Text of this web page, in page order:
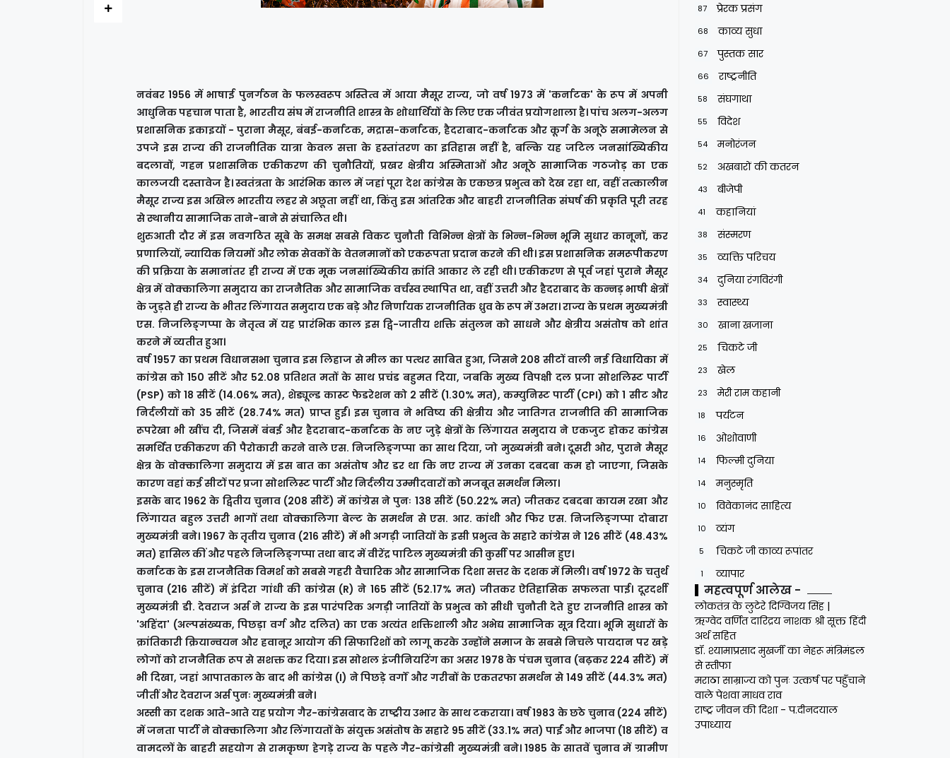
नवंबर 1956 में भाषाई पुनर्गठन के फलस्वरूप अस्तित्व में आया मैसूर राज्य, जो वर्ष 1973 में 'कर्नाटक' के रूप में अपनी
आधुनिक पहचान पाता है, भारतीय संघ में राजनीति शास्त्र के शोधार्थियों के लिए एक जीवंत प्रयोगशाला है। पांच अलग-अलग
प्रशासनिक इकाइयों - पुराना मैसूर, बंबई-कर्नाटक, मद्रास-कर्नाटक, हैदराबाद-कर्नाटक और कूर्ग के अनूठे समामेलन से
उपजे इस राज्य की राजनीतिक यात्रा केवल सत्ता के हस्तांतरण का इतिहास नहीं है, बल्कि यह जटिल जनसांख्यिकीय
बदलावों, गहन प्रशासनिक एकीकरण की चुनौतियों, प्रखर क्षेत्रीय अस्मिताओं और अनूठे सामाजिक गठजोड़ का एक
कालजयी दस्तावेज है। स्वतंत्रता के आरंभिक काल में जहां पूरा देश कांग्रेस के एकछत्र प्रभुत्व को देख रहा था, वहीं तत्कालीन
मैसूर राज्य इस अखिल भारतीय लहर से अछूता नहीं था, किंतु इस आंतरिक और बाहरी राजनीतिक संघर्ष की प्रकृति पूरी तरह
से स्थानीय सामाजिक ताने-बाने से संचालित थी।
शुरुआती दौर में इस नवगठित सूबे के समक्ष सबसे विकट चुनौती विभिन्न क्षेत्रों के भिन्न-भिन्न भूमि सुधार कानूनों, कर
प्रणालियों, न्यायिक नियमों और लोक सेवकों के वेतनमानों को एकरूपता प्रदान करने की थी। इस प्रशासनिक समरूपीकरण
की प्रक्रिया के समानांतर ही राज्य में एक मूक जनसांख्यिकीय क्रांति आकार ले रही थी। एकीकरण से पूर्व जहां पुराने मैसूर
क्षेत्र में वोक्कालिगा समुदाय का राजनैतिक और सामाजिक वर्चस्व स्थापित था, वहीं उत्तरी और हैदराबाद के कन्नड़ भाषी क्षेत्रों
के जुड़ते ही राज्य के भीतर लिंगायत समुदाय एक बड़े और निर्णायक राजनीतिक ध्रुव के रूप में उभरा। राज्य के प्रथम मुख्यमंत्री
एस. निजलिङ्गप्पा के नेतृत्व में यह प्रारंभिक काल इस द्वि-जातीय शक्ति संतुलन को साधने और क्षेत्रीय असंतोष को शांत
करने में व्यतीत हुआ।
वर्ष 1957 का प्रथम विधानसभा चुनाव इस लिहाज से मील का पत्थर साबित हुआ, जिसने 208 सीटों वाली नई विधायिका में
कांग्रेस को 150 सीटें और 52.08 प्रतिशत मतों के साथ प्रचंड बहुमत दिया, जबकि मुख्य विपक्षी दल प्रजा सोशलिस्ट पार्टी
(PSP) को 18 सीटें (14.06% मत), शेड्यूल्ड कास्ट फेडरेशन को 2 सीटें (1.30% मत), कम्युनिस्ट पार्टी (CPI) को 1 सीट और
निर्दलीयों को 35 सीटें (28.74% मत) प्राप्त हुईं। इस चुनाव ने भविष्य की क्षेत्रीय और जातिगत राजनीति की सामाजिक
रूपरेखा भी खींच दी, जिसमें बंबई और हैदराबाद-कर्नाटक के नए जुड़े क्षेत्रों के लिंगायत समुदाय ने एकजुट होकर कांग्रेस
समर्थित एकीकरण की पैरोकारी करने वाले एस. निजलिङ्गप्पा का साथ दिया, जो मुख्यमंत्री बने। दूसरी ओर, पुराने मैसूर
क्षेत्र के वोक्कालिगा समुदाय में इस बात का असंतोष और डर था कि नए राज्य में उनका दबदबा कम हो जाएगा, जिसके
कारण वहां कई सीटों पर प्रजा सोशलिस्ट पार्टी और निर्दलीय उम्मीदवारों को मजबूत समर्थन मिला।
इसके बाद 1962 के द्वितीय चुनाव (208 सीटें) में कांग्रेस ने पुनः 138 सीटें (50.22% मत) जीतकर दबदबा कायम रखा और
लिंगायत बहुल उत्तरी भागों तथा वोक्कालिगा बेल्ट के समर्थन से एस. आर. कांथी और फिर एस. निजलिङ्गप्पा दोबारा
मुख्यमंत्री बने। 1967 के तृतीय चुनाव (216 सीटें) में भी अगड़ी जातियों के इसी प्रभुत्व के सहारे कांग्रेस ने 126 सीटें (48.43%
मत) हासिल कीं और पहले निजलिङ्गप्पा तथा बाद में वीरेंद्र पाटिल मुख्यमंत्री की कुर्सी पर आसीन हुए।
कर्नाटक के इस राजनैतिक विमर्श को सबसे गहरी वैचारिक और सामाजिक दिशा सत्तर के दशक में मिली। वर्ष 1972 के चतुर्थ
चुनाव (216 सीटें) में इंदिरा गांधी की कांग्रेस (R) ने 165 सीटें (52.17% मत) जीतकर ऐतिहासिक सफलता पाई। दूरदर्शी
मुख्यमंत्री डी. देवराज अर्स ने राज्य के इस पारंपरिक अगड़ी जातियों के प्रभुत्व को सीधी चुनौती देते हुए राजनीति शास्त्र को
'अहिंदा' (अल्पसंख्यक, पिछड़ा वर्ग और दलित) का एक अत्यंत शक्तिशाली और अभेद्य सामाजिक सूत्र दिया। भूमि सुधारों के
क्रांतिकारी क्रियान्वयन और हवानूर आयोग की सिफारिशों को लागू करके उन्होंने समाज के सबसे निचले पायदान पर खड़े
लोगों को राजनैतिक रूप से सशक्त कर दिया। इस सोशल इंजीनियरिंग का असर 1978 के पंचम चुनाव (बढ़कर 224 सीटें) में
भी दिखा, जहां आपातकाल के बाद भी कांग्रेस (I) ने पिछड़े वर्गों और गरीबों के एकतरफा समर्थन से 149 सीटें (44.3% मत)
जीतीं और देवराज अर्स पुनः मुख्यमंत्री बने।
अस्सी का दशक आते-आते यह प्रयोग गैर-कांग्रेसवाद के राष्ट्रीय उभार के साथ टकराया। वर्ष 1983 के छठे चुनाव (224 सीटें)
में जनता पार्टी ने वोक्कालिगा और लिंगायतों के संयुक्त असंतोष के सहारे 95 सीटें (33.1% मत) पाईं और भाजपा (18 सीटें) व
वामदलों के बाहरी सहयोग से रामकृष्ण हेगड़े राज्य के पहले गैर-कांग्रेसी मुख्यमंत्री बने। 1985 के सातवें चुनाव में ग्रामीण
87 प्रेरक प्रसंग
68 काव्य सुधा
67 पुस्तक सार
66 राष्ट्रनीति
58 संघगाथा
55 विदेश
54 मनोरंजन
52 अखबारों की कतरन
43 बीजेपी
41 कहानियां
38 संस्मरण
35 व्यक्ति परिचय
34 दुनिया रंगविरंगी
33 स्वास्थ्य
30 खाना खजाना
25 चिकटे जी
23 खेल
23 मेरी राम कहानी
18 पर्यटन
16 ओशोवाणी
14 फिल्मी दुनिया
14 मनुस्मृति
10 विवेकानंद साहित्य
10 व्यंग
5 चिकटे जी काव्य रूपांतर
1 व्यापार
महत्वपूर्ण आलेख -
लोकतंत्र के लुटेरे दिग्विजय सिंह |
ऋग्वेद वर्णित दारिद्रय नाशक श्री सूक्त हिंदी
अर्थ सहित
डॉ. श्यामाप्रसाद मुखर्जी का नेहरू मंत्रिमंडल
से स्तीफा
मराठा साम्राज्य को पुनः उत्कर्ष पर पहुँचाने
वाले पेशवा माधव राव
राष्ट्र जीवन की दिशा - प.दीनदयाल
उपाध्याय